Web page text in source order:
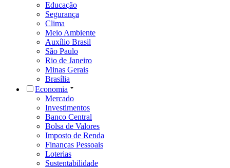
Educação
Segurança
Clima
Meio Ambiente
Auxílio Brasil
São Paulo
Rio de Janeiro
Minas Gerais
Brasília
Economia
Mercado
Investimentos
Banco Central
Bolsa de Valores
Imposto de Renda
Finanças Pessoais
Loterias
Sustentabilidade